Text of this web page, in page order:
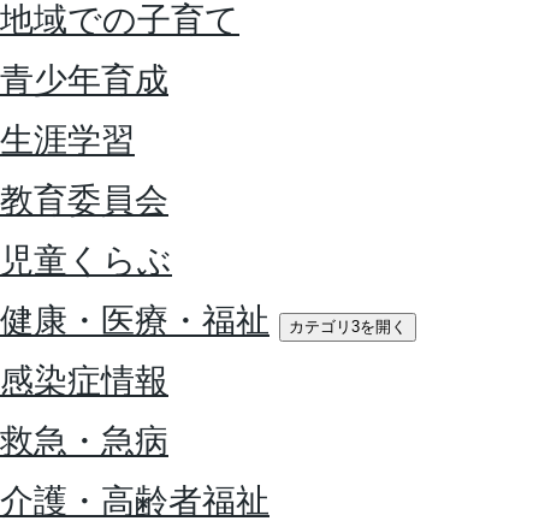
地域での子育て
青少年育成
生涯学習
教育委員会
児童くらぶ
健康・医療・福祉
カテゴリ3を開く
感染症情報
救急・急病
介護・高齢者福祉